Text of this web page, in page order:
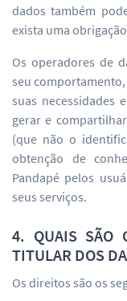
dados também
exista uma
Os operadores de
seu
suas necessidades
gerar e
(que não o
obtenção de
Pandapé pelos
seus serviços.
4. QUAIS SÃO
TITULAR DOS
Os direitos são os